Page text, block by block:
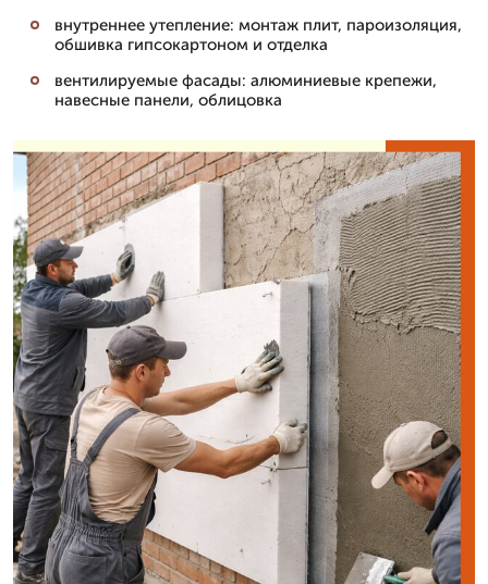
внутреннее утепление: монтаж плит, пароизоляция,
обшивка гипсокартоном и отделка
вентилируемые фасады: алюминиевые крепежи,
навесные панели, облицовка